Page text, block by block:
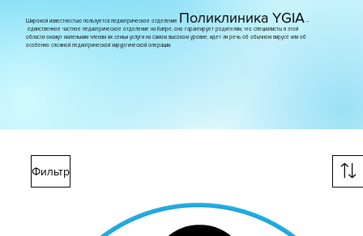
Широкой известностью пользуется педиатрическое отделение Поликлиника YGIA –
единственное частное педиатрическое отделение на Кипре, оно гарантирует родителям, что специалисты в этой
области окажут маленьким членам их семьи услуги на самом высоком уровне, идет ли речь об обычном вирусе или об
особенно сложной педиатрической хирургической операции.
Фильтр